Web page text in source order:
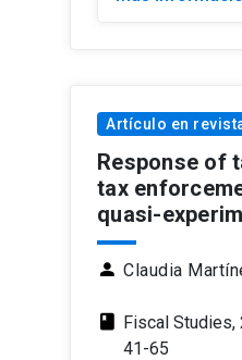
Artículo en
Response of
tax
quasi-
person Claudia
class
Fiscal Studies,
41-65